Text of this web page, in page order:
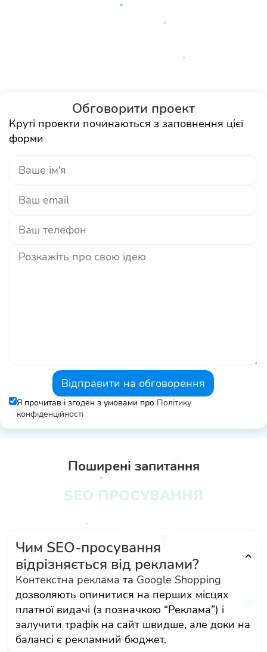
Обговорити проект
Круті проекти починаються з заповнення цієї
форми
Відправити на обговорення
Я прочитав і згоден з умовами про Політику
конфіденційності
Поширені запитання
SEO ПРОСУВАННЯ
Чим SEO-просування
відрізняється від реклами?
Контекстна реклама та Google Shopping
дозволяють опинитися на перших місцях
платної видачі (з позначкою “Реклама”) і
залучити трафік на сайт швидше, але доки на
балансі є рекламний бюджет.